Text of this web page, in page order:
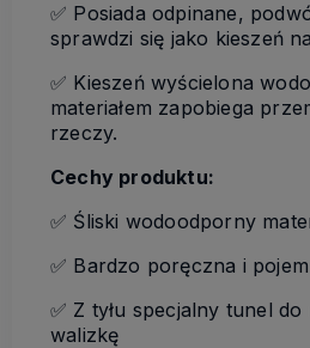
✅ Posiada odpinane,
sprawdzi się jako kieszeń
✅ Kieszeń wyścielona
materiałem zapobiega
rzeczy.
Cechy produktu:
✅ Śliski wodoodporny
✅ Bardzo poręczna i
✅ Z tyłu specjalny tunel do
walizkę